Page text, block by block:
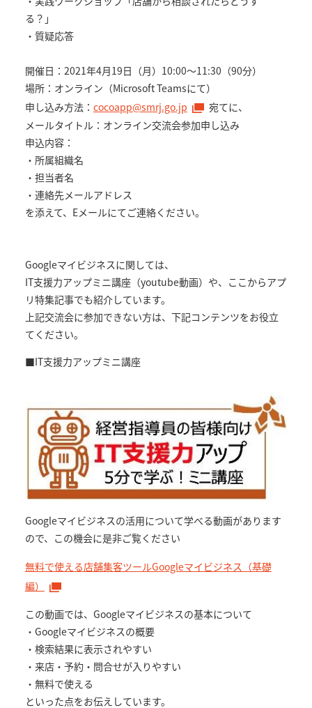
る？」
・質疑応答
開催日：2021年4月19日（月）10:00～11:30（90分）
場所：オンライン（Microsoft Teamsにて）
申し込み方法： cocoapp@smrj.go.jp
宛てに、
メールタイトル：オンライン交流会参加申し込み
申込内容：
・所属組織名
・担当者名
・連絡先メールアドレス
を添えて、Eメールにてご連絡ください。
Googleマイビジネスに関しては、
IT支援力アップミニ講座（youtube動画）や、ここからアプ
リ特集記事でも紹介しています。
上記交流会に参加できない方は、下記コンテンツをお役立
てください。
■IT支援力アップミニ講座
Googleマイビジネスの活用について学べる動画があります
ので、この機会に是非ご覧ください
無料で使える店舗集客ツールGoogleマイビジネス（基礎
編）
この動画では、Googleマイビジネスの基本について
・Googleマイビジネスの概要
・検索結果に表示されやすい
・来店・予約・問合せが入りやすい
・無料で使える
といった点をお伝えしています。